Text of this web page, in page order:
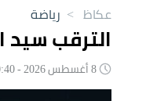
عكاظ > رياضة
الترقب